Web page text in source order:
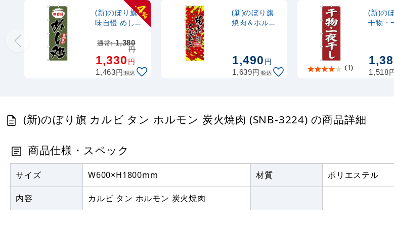
注
-
4
%
(新)のぼり旗
味自慢 めし処
通常:1,380
円
1,330円
1,463円 税込
(新)のぼり旗
焼肉＆ホルモ
1,490円
1,639円 税込
(1)
(新)の
干物・
1,518
(新)のぼり旗 カルビ タン ホルモン 炭火焼肉 (SNB-3224) の商品詳細
商品仕様・スペック
サイズ W600×H1800mm 材質 ポリエステル
内容 カルビ タン ホルモン 炭火焼肉